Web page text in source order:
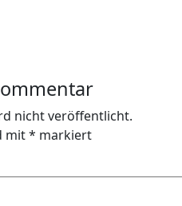
nicht veröffentlicht.
mit* markiert